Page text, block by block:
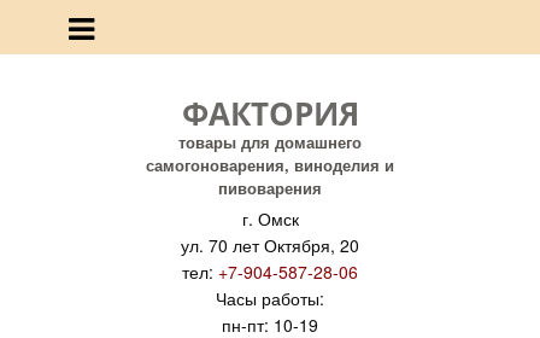
ФАКТОРИЯ
товары для домашнего
самогоноварения, виноделия и
пивоварения
г. Омск
ул. 70 лет Октября, 20
тел: +7-904-587-28-06
Часы работы:
пн-пт: 10-19